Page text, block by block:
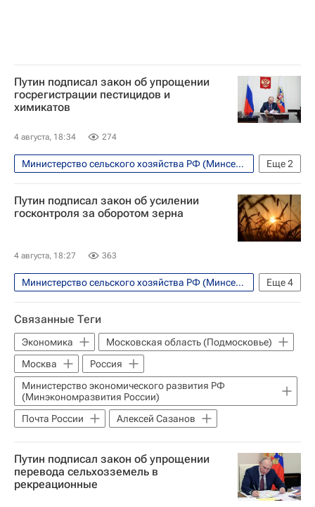
Путин подписал закон об упрощении
госрегистрации пестицидов и
химикатов
4 августа, 18:34 274
Еще2
Министерство сельского хозяйства РФ (Минсельхоз России)
Россия
Владимир Путин
Путин подписал закон об усилении
госконтроля за оборотом зерна
4 августа, 18:27 363
Еще4
Министерство сельского хозяйства РФ (Минсельхоз России)
Россия
Владимир Путин
Госдума РФ
Связанные Теги
Экономика
Московская область (Подмосковье)
Москва
Россия
Министерство экономического развития РФ
(Минэкономразвития России)
Почта России
Алексей Сазанов
Путин подписал закон об упрощении
перевода сельхозземель в
рекреационные